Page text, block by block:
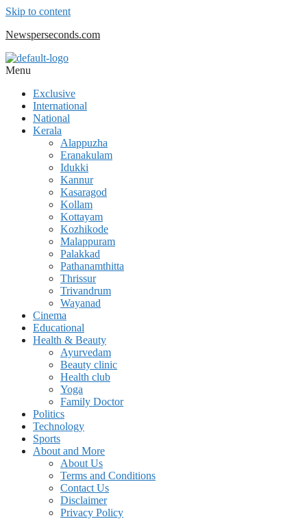
Skip to content
Newsperseconds.com
Menu
Exclusive
International
National
Kerala
Alappuzha
Eranakulam
Idukki
Kannur
Kasaragod
Kollam
Kottayam
Kozhikode
Malappuram
Palakkad
Pathanamthitta
Thrissur
Trivandrum
Wayanad
Cinema
Educational
Health & Beauty
Ayurvedam
Beauty clinic
Health club
Yoga
Family Doctor
Politics
Technology
Sports
About and More
About Us
Terms and Conditions
Contact Us
Disclaimer
Privacy Policy